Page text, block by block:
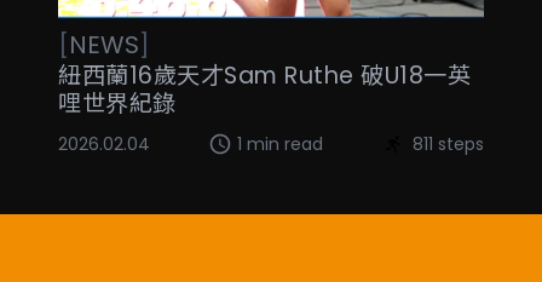
[NEWS]
紐西蘭16歲天才Sam Ruthe 破U18一英
哩世界紀錄
2026.02.04 1 min read 811 steps